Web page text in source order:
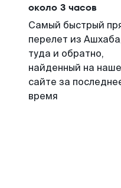
около 3 часов
Самый быстрый
перелет из
туда и обратно,
найденный на
сайте за
время